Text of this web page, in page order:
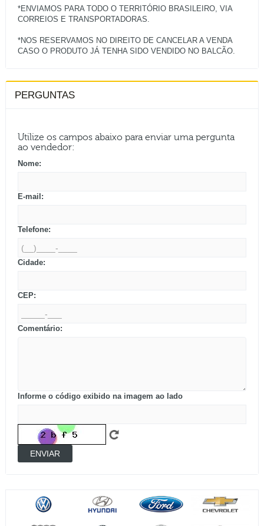
*ENVIAMOS PARA TODO O TERRITÓRIO BRASILEIRO, VIA
CORREIOS E TRANSPORTADORAS.
*NOS RESERVAMOS NO DIREITO DE CANCELAR A VENDA
PERGUNTAS
Utilize os campos abaixo para enviar uma pergunta
ao vendedor:
Nome:
E-mail:
Telefone:
Cidade:
CEP:
Comentário:
Informe o código exibido na imagem ao lado
ENVIAR